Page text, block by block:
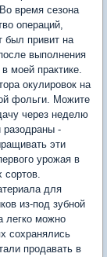
время сезона
операций,
был привит на
выполнения
моей практике.
окулировок на
фольги. Можите
через неделю
разодраны -
эти
урожая в
сортов.
для
из-под зубной
легко можно
сохранялись
продавать в